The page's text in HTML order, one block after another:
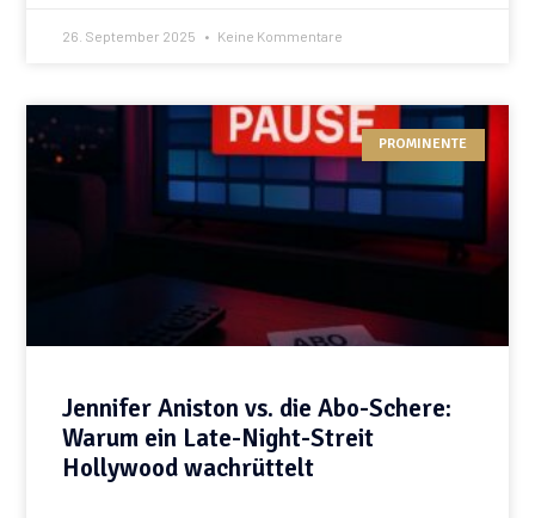
26. September 2025 Keine Kommentare
PROMINENTE
Jennifer Aniston vs. die Abo-Schere:
Warum ein Late-Night-Streit
Hollywood wachrüttelt